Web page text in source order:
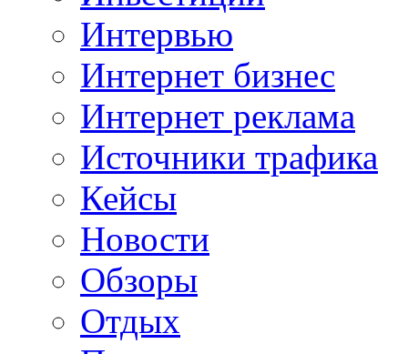
Интервью
Интернет бизнес
Интернет реклама
Источники трафика
Кейсы
Новости
Обзоры
Отдых